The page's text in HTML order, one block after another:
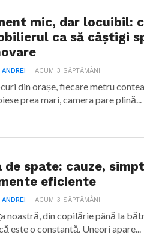
mic, dar locuibil:
ca să câștigi
ACUM 3 SĂPTĂMÂNI
din orașe, fiecare metru
prea mari, camera pare plină...
de spate: cauze,
eficiente
ACUM 3 SĂPTĂMÂNI
noastră, din copilărie până la
este o constantă. Uneori apare...